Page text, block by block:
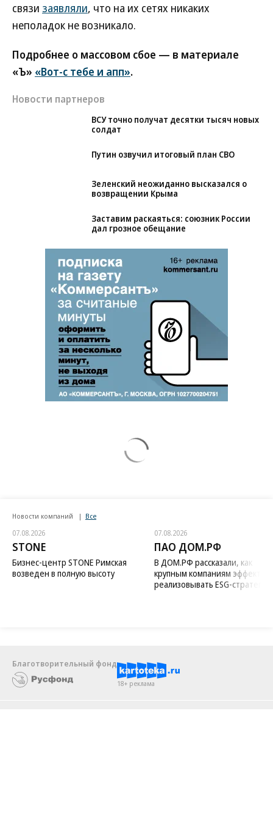
связи заявляли, что на их сетях никаких
неполадок не возникало.
Подробнее о массовом сбое — в материале
«Ъ» «Вот-с тебе и апп».
Новости партнеров
ВСУ точно получат десятки тысяч новых
солдат
Путин озвучил итоговый план СВО
Зеленский неожиданно высказался о
возвращении Крыма
Заставим раскаяться: союзник России
дал грозное обещание
Новости компаний Все
07.08.2026
STONE
Бизнес-центр STONE Римская
возведен в полную высоту
07.08.2026
ПАО ДОМ.РФ
В ДОМ.РФ рассказали, как
крупным компаниям
реализовывать ESG-стратегию
Благотворительный фонд
18+ реклама